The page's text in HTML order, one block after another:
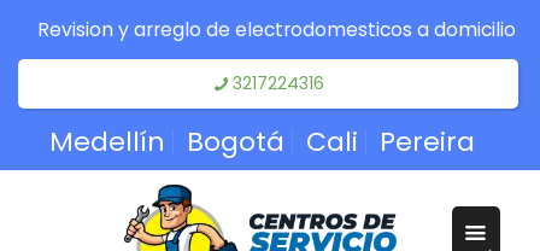
Revision y arreglo de electrodomesticos a domicilio
3217224316
Medellín Bogotá Cali Pereira